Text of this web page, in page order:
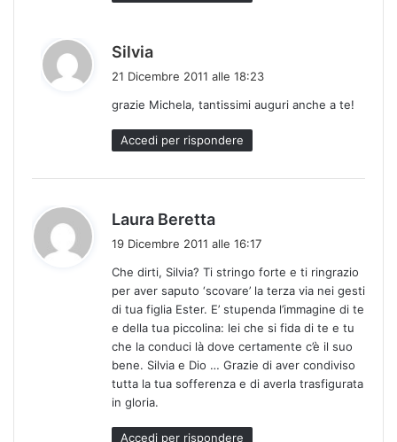
Silvia
e
t
t
21 Dicembre 2011 alle 18:23
grazie Michela, tantissimi auguri anche a te!
Accedi per rispondere
Laura Beretta
e
t
t
19 Dicembre 2011 alle 16:17
Che dirti, Silvia? Ti stringo forte e ti ringrazio
per aver saputo ‘scovare’ la terza via nei gesti
di tua figlia Ester. E’ stupenda l’immagine di te
e della tua piccolina: lei che si fida di te e tu
che la conduci là dove certamente c’è il suo
bene. Silvia e Dio … Grazie di aver condiviso
tutta la tua sofferenza e di averla trasfigurata
in gloria.
Accedi per rispondere